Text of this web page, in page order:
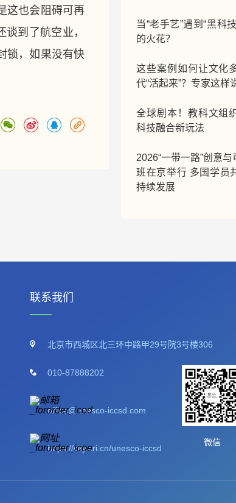
这也会阻碍可再
到了航空业，
锁，如果没有快
当“老手艺”遇到“黑科
的火花？
这些案例如何让文化
代“活起来”？专家这样
全球剧本！教科文组
科技融合新玩法
2026“一带一路”创意
班在京举行 多国学员
持续发展
联系我们
北京市西城区北三环中路甲29号院3号楼306
010-87888202
office@unesco-iccsd.com
https://city.cri.cn/unesco-iccsd
微信